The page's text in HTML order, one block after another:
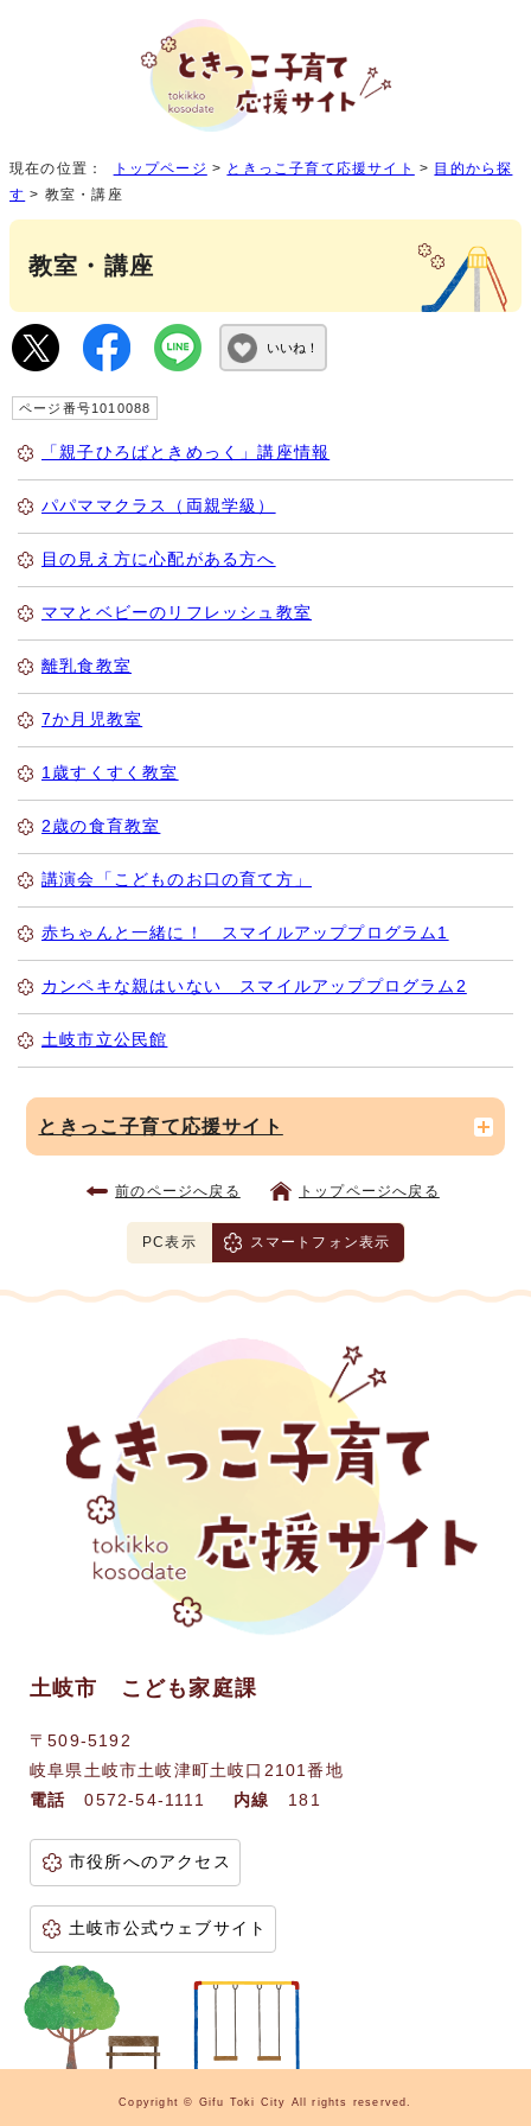
現在の位置： トップページ > ときっこ子育て応援サイト > 目的から探
す > 教室・講座
教室・講座
いいね！
ページ番号1010088
「親子ひろばときめっく」講座情報
パパママクラス（両親学級）
目の見え方に心配がある方へ
ママとベビーのリフレッシュ教室
離乳食教室
7か月児教室
1歳すくすく教室
2歳の食育教室
講演会「こどものお口の育て方」
赤ちゃんと一緒に！ スマイルアッププログラム1
カンペキな親はいない スマイルアッププログラム2
土岐市立公民館
ときっこ子育て応援サイト
前のページへ戻る トップページへ戻る
PC表示 スマートフォン表示
土岐市 こども家庭課
〒509-5192
岐阜県土岐市土岐津町土岐口2101番地
電話
0572-54-1111 内線 181
市役所へのアクセス
土岐市公式ウェブサイト
Copyright © Gifu Toki City All rights reserved.